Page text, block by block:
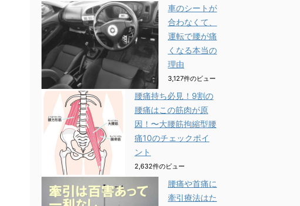
車のシートが
合わなくて、
運転で腰が痛
くなる本当の
理由
3,127件のビュー
腰痛持ち必見！9割の
腰痛はこの筋肉が原
因！〜大腰筋拘縮型腰
痛10のチェックポイ
ント
2,632件のビュー
腰痛や首痛に
牽引療法はた